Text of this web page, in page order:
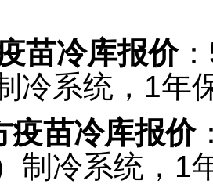
苗冷库报价
冷系统，1年
疫苗冷库报价
制冷系统，1